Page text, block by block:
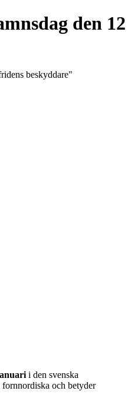
den 12
beskyddare"
i den svenska
fornnordiska och betyder